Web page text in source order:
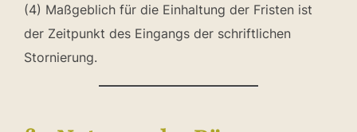
(4) Maßgeblich für die Einhaltung der Fristen ist
der Zeitpunkt des Eingangs der schriftlichen
Stornierung.